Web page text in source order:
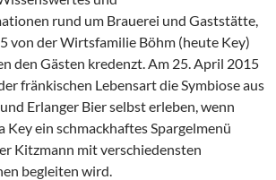
rund um Brauerei und Gaststätte,
von der Wirtsfamilie Böhm (heute Key)
den Gästen kredenzt. Am 25. April 2015
fränkischen Lebensart die Symbiose aus
Erlanger Bier selbst erleben, wenn
Key ein schmackhaftes Spargelmenü
Kitzmann mit verschiedensten
begleiten wird.